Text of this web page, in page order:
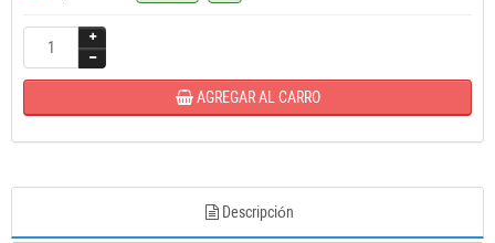
AGREGAR AL CARRO
Descripción